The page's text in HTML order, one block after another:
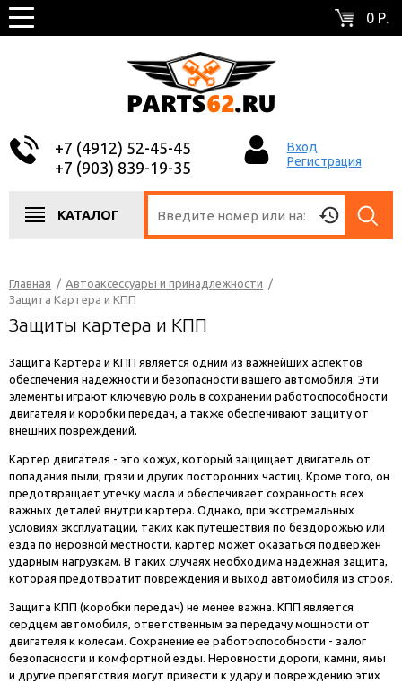
0 Р.
+7 (4912) 52-45-45
+7 (903) 839-19-35
Вход
Регистрация
КАТАЛОГ
Главная / Автоаксессуары и принадлежности /
Защита Картера и КПП
Защиты картера и КПП
Защита Картера и КПП является одним из важнейших аспектов
обеспечения надежности и безопасности вашего автомобиля. Эти
элементы играют ключевую роль в сохранении работоспособности
двигателя и коробки передач, а также обеспечивают защиту от
внешних повреждений.
Картер двигателя - это кожух, который защищает двигатель от
попадания пыли, грязи и других посторонних частиц. Кроме того, он
предотвращает утечку масла и обеспечивает сохранность всех
важных деталей внутри картера. Однако, при экстремальных
условиях эксплуатации, таких как путешествия по бездорожью или
езда по неровной местности, картер может оказаться подвержен
ударным нагрузкам. В таких случаях необходима надежная защита,
которая предотвратит повреждения и выход автомобиля из строя.
Защита КПП (коробки передач) не менее важна. КПП является
сердцем автомобиля, ответственным за передачу мощности от
двигателя к колесам. Сохранение ее работоспособности - залог
безопасности и комфортной езды. Неровности дороги, камни, ямы
и другие препятствия могут привести к удару и повреждению этих